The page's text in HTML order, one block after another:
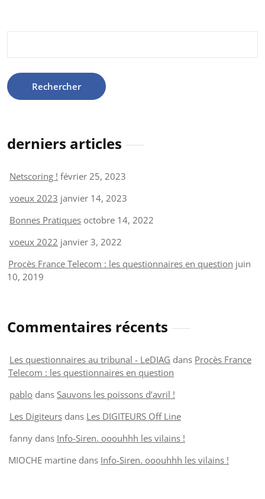
derniers articles
Netscoring ! février 25, 2023
voeux 2023 janvier 14, 2023
Bonnes Pratiques octobre 14, 2022
voeux 2022 janvier 3, 2022
Procès France Telecom : les questionnaires en question juin
10, 2019
Commentaires récents
Les questionnaires au tribunal - LeDIAG dans Procès France
Telecom : les questionnaires en question
pablo dans Sauvons les poissons d’avril !
Les Digiteurs dans Les DIGITEURS Off Line
fanny dans Info-Siren. ooouhhh les vilains !
MIOCHE martine dans Info-Siren. ooouhhh les vilains !